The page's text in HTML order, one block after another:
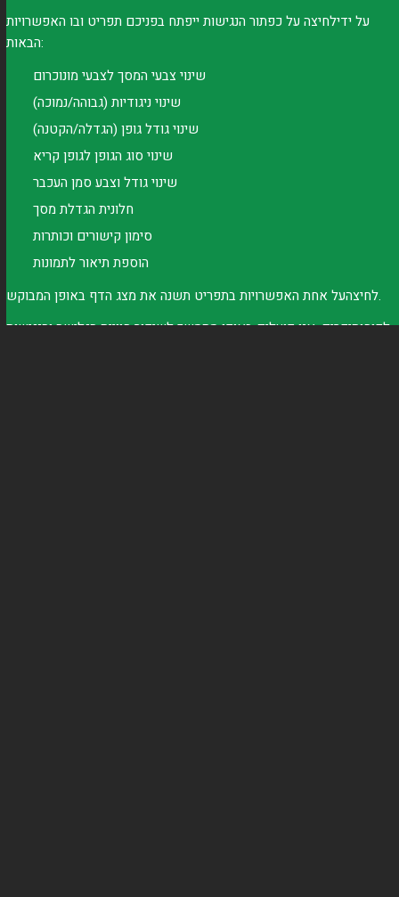
על ידילחיצה על כפתור הנגישות ייפתח בפניכם תפריט ובו האפשרויות
הבאות:
שינוי צבעי המסך לצבעי מונוכרום
שינוי ניגודיות (גבוהה/נמוכה)
שינוי גודל גופן (הגדלה/הקטנה)
שינוי סוג הגופן לגופן קריא
שינוי גודל וצבע סמן העכבר
חלונית הגדלת מסך
סימון קישורים וכותרות
הוספת תיאור לתמונות
לחיצהעל אחת האפשרויות בתפריט תשנה את מצג הדף באופן המבוקש.
לקוחותיקרים, אנו פועלים באופן מתמשך לשיפור חוויית הגלישה והנגישות